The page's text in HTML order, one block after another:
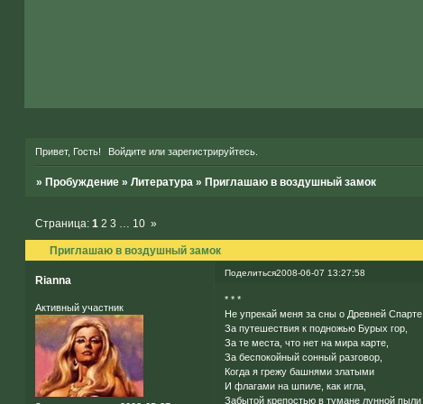
Привет, Гость! Войдите илизарегистрируйтесь
» Пробуждение » Литература » Приглашаю в воздушный замок
Приглашаю в воздушный замок
Страница: 1 2 3 10 »
Поделиться2008-06-07 13:27:58
Rianna
Активный участник
* * *
Не упрекай меня за сны о Древней Спарте,
За путешествия к подножью Бурых гор,
За те места, что нет на мира карте,
За беспокойный сонный разговор,
Когда я грежу башнями златыми
И флагами на шпиле, как игла,
Забытой крепостью в тумане лунной пыли